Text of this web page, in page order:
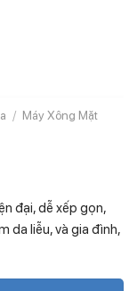
/ Máy Xông Mặt
đại, dễ xếp gọn,
da liễu, và gia đình,